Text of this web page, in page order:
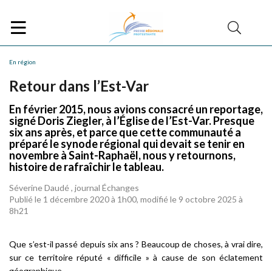
En région
Retour dans l’Est-Var
En février 2015, nous avions consacré un reportage,
signé Doris Ziegler, à l’Église de l’Est-Var. Presque
six ans après, et parce que cette communauté a
préparé le synode régional qui devait se tenir en
novembre à Saint-Raphaël, nous y retournons,
histoire de rafraîchir le tableau.
Séverine Daudé , journal Échanges
Publié le 1 décembre 2020 à 1h00, modifié le 9 octobre 2025 à
8h21
Que s’est-il passé depuis six ans ? Beaucoup de choses, à vrai dire,
sur ce territoire réputé « difficile » à cause de son éclatement